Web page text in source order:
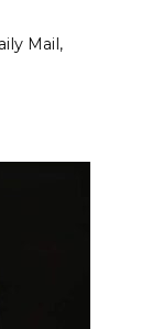
Mail,